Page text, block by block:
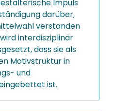
Impuls
darüber,
verstanden
interdisziplinär
dass sie als
Motivstruktur in
und
ist.